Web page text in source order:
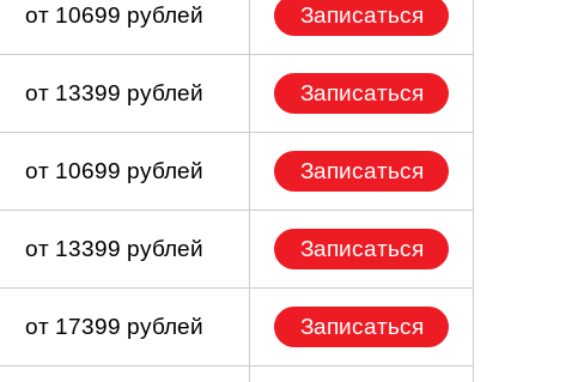
от 10699 рублей Записаться
от 13399 рублей Записаться
от 10699 рублей Записаться
от 13399 рублей Записаться
от 17399 рублей Записаться